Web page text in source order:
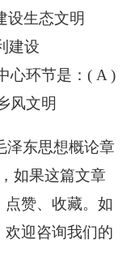
生态文明
建设
环节是：( A )
风文明
泽东思想概论章
如果这篇文章
赞、收藏。如
迎咨询我们的